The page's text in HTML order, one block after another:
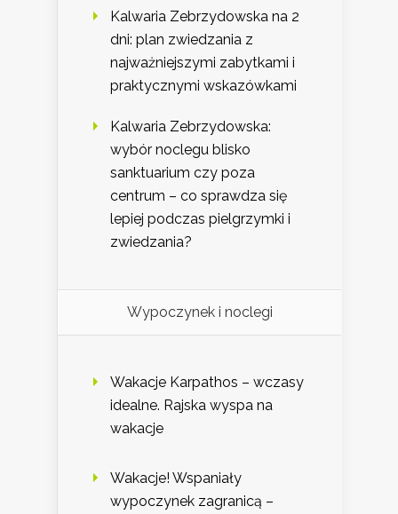
Kalwaria Zebrzydowska na 2
dni: plan zwiedzania z
najważniejszymi zabytkami i
praktycznymi wskazówkami
Kalwaria Zebrzydowska:
wybór noclegu blisko
sanktuarium czy poza
centrum – co sprawdza się
lepiej podczas pielgrzymki i
zwiedzania?
Wypoczynek i noclegi
Wakacje Karpathos – wczasy
idealne. Rajska wyspa na
wakacje
Wakacje! Wspaniały
wypoczynek zagranicą –